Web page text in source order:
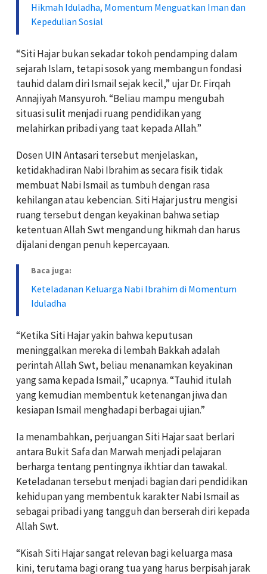
Hikmah Iduladha, Momentum Menguatkan Iman dan
Kepedulian Sosial
“Siti Hajar bukan sekadar tokoh pendamping dalam
sejarah Islam, tetapi sosok yang membangun fondasi
tauhid dalam diri Ismail sejak kecil,” ujar Dr. Firqah
Annajiyah Mansyuroh. “Beliau mampu mengubah
situasi sulit menjadi ruang pendidikan yang
melahirkan pribadi yang taat kepada Allah.”
Dosen UIN Antasari tersebut menjelaskan,
ketidakhadiran Nabi Ibrahim as secara fisik tidak
membuat Nabi Ismail as tumbuh dengan rasa
kehilangan atau kebencian. Siti Hajar justru mengisi
ruang tersebut dengan keyakinan bahwa setiap
ketentuan Allah Swt mengandung hikmah dan harus
dijalani dengan penuh kepercayaan.
Baca juga:
Keteladanan Keluarga Nabi Ibrahim di Momentum
Iduladha
“Ketika Siti Hajar yakin bahwa keputusan
meninggalkan mereka di lembah Bakkah adalah
perintah Allah Swt, beliau menanamkan keyakinan
yang sama kepada Ismail,” ucapnya. “Tauhid itulah
yang kemudian membentuk ketenangan jiwa dan
kesiapan Ismail menghadapi berbagai ujian.”
Ia menambahkan, perjuangan Siti Hajar saat berlari
antara Bukit Safa dan Marwah menjadi pelajaran
berharga tentang pentingnya ikhtiar dan tawakal.
Keteladanan tersebut menjadi bagian dari pendidikan
kehidupan yang membentuk karakter Nabi Ismail as
sebagai pribadi yang tangguh dan berserah diri kepada
Allah Swt.
“Kisah Siti Hajar sangat relevan bagi keluarga masa
kini, terutama bagi orang tua yang harus berpisah jarak